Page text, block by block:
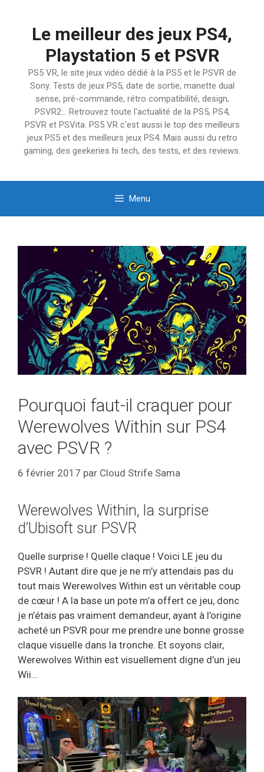
Le meilleur des jeux PS4,
Playstation 5 et PSVR
PS5 VR, le site jeux vidéo dédié à la PS5 et le PSVR de
Sony. Tests de jeux PS5, date de sortie, manette dual
sense, pré-commande, rétro compatibilité, design,
PSVR2… Retrouvez toute l'actualité de la PS5, PS4,
PSVR et PSVita. PS5 VR c'est aussi le top des meilleurs
jeux PS5 et des meilleurs jeux PS4. Mais aussi du retro
gaming, des geekeries hi tech, des tests, et des reviews.
Menu
Pourquoi faut-il craquer pour
Werewolves Within sur PS4
avec PSVR ?
6 février 2017 par Cloud Strife Sama
Werewolves Within, la surprise
d’Ubisoft sur PSVR
Quelle surprise ! Quelle claque ! Voici LE jeu du
PSVR ! Autant dire que je ne m’y attendais pas du
tout mais Werewolves Within est un véritable coup
de cœur ! A la base un pote m’a offert ce jeu, donc
je n’étais pas vraiment demandeur, ayant à l’origine
acheté un PSVR pour me prendre une bonne grosse
claque visuelle dans la tronche. Et soyons clair,
Werewolves Within est visuellement digne d’un jeu
Wii…